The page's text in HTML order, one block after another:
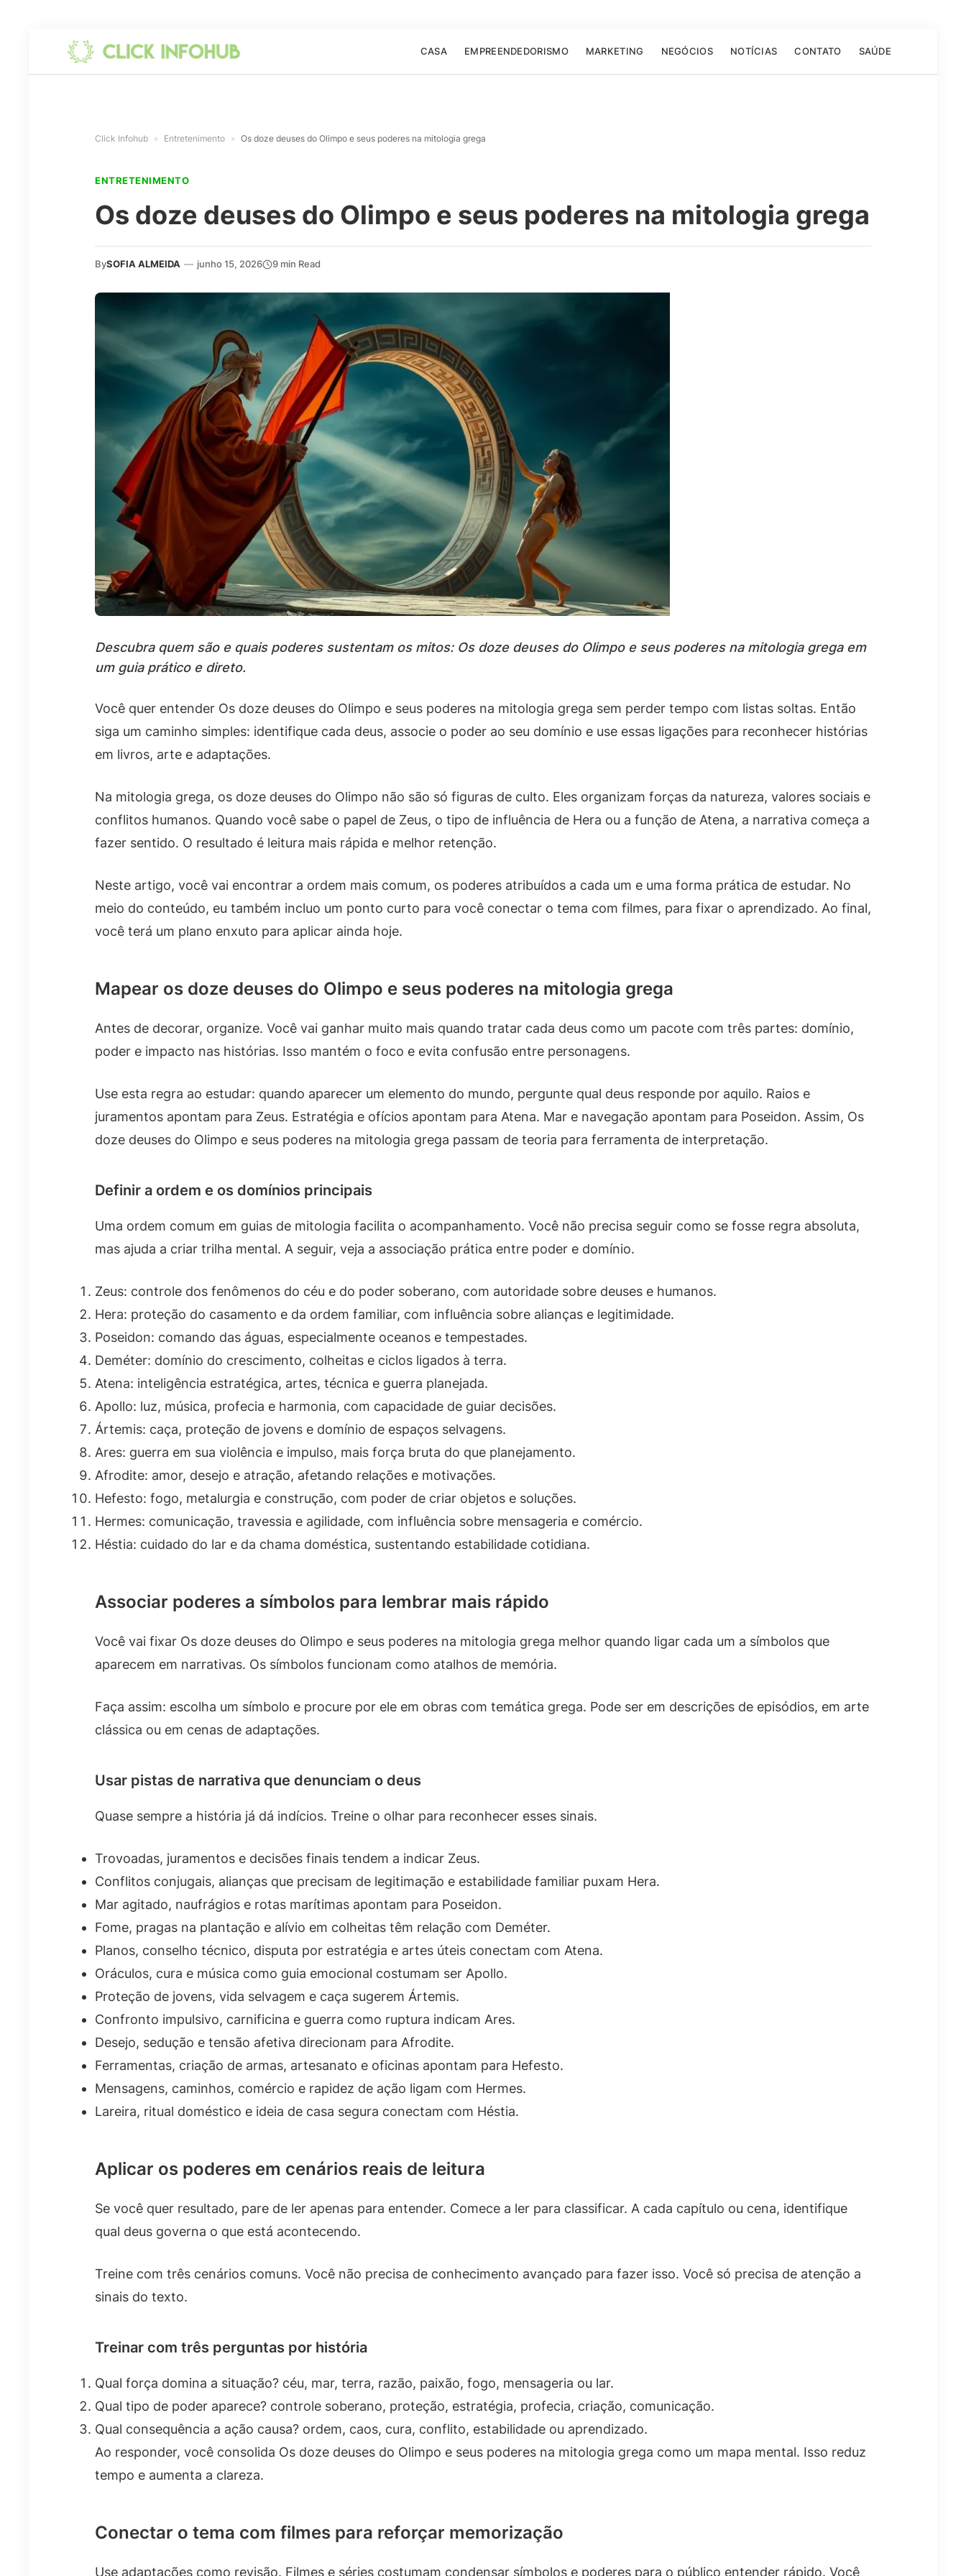
CASA EMPREENDEDORISMO MARKETING NEGÓCIOS NOTÍCIAS CONTATO SAÚDE
Click Infohub » Entretenimento » Os doze deuses do Olimpo e seus poderes na mitologia grega
ENTRETENIMENTO
Os doze deuses do Olimpo e seus poderes na mitologia grega
BySOFIA ALMEIDA — junho 15, 2026 9 min Read
Descubra quem são e quais poderes sustentam os mitos: Os doze deuses do Olimpo e seus poderes na mitologia grega em
um guia prático e direto.
Você quer entender Os doze deuses do Olimpo e seus poderes na mitologia grega sem perder tempo com listas soltas. Então
siga um caminho simples: identifique cada deus, associe o poder ao seu domínio e use essas ligações para reconhecer histórias
em livros, arte e adaptações.
Na mitologia grega, os doze deuses do Olimpo não são só figuras de culto. Eles organizam forças da natureza, valores sociais e
conflitos humanos. Quando você sabe o papel de Zeus, o tipo de influência de Hera ou a função de Atena, a narrativa começa a
fazer sentido. O resultado é leitura mais rápida e melhor retenção.
Neste artigo, você vai encontrar a ordem mais comum, os poderes atribuídos a cada um e uma forma prática de estudar. No
meio do conteúdo, eu também incluo um ponto curto para você conectar o tema com filmes, para fixar o aprendizado. Ao final,
você terá um plano enxuto para aplicar ainda hoje.
Mapear os doze deuses do Olimpo e seus poderes na mitologia grega
Antes de decorar, organize. Você vai ganhar muito mais quando tratar cada deus como um pacote com três partes: domínio,
poder e impacto nas histórias. Isso mantém o foco e evita confusão entre personagens.
Use esta regra ao estudar: quando aparecer um elemento do mundo, pergunte qual deus responde por aquilo. Raios e
juramentos apontam para Zeus. Estratégia e ofícios apontam para Atena. Mar e navegação apontam para Poseidon. Assim, Os
doze deuses do Olimpo e seus poderes na mitologia grega passam de teoria para ferramenta de interpretação.
Definir a ordem e os domínios principais
Uma ordem comum em guias de mitologia facilita o acompanhamento. Você não precisa seguir como se fosse regra absoluta,
mas ajuda a criar trilha mental. A seguir, veja a associação prática entre poder e domínio.
Zeus: controle dos fenômenos do céu e do poder soberano, com autoridade sobre deuses e humanos.
Hera: proteção do casamento e da ordem familiar, com influência sobre alianças e legitimidade.
Poseidon: comando das águas, especialmente oceanos e tempestades.
Deméter: domínio do crescimento, colheitas e ciclos ligados à terra.
Atena: inteligência estratégica, artes, técnica e guerra planejada.
Apollo: luz, música, profecia e harmonia, com capacidade de guiar decisões.
Ártemis: caça, proteção de jovens e domínio de espaços selvagens.
Ares: guerra em sua violência e impulso, mais força bruta do que planejamento.
Afrodite: amor, desejo e atração, afetando relações e motivações.
Hefesto: fogo, metalurgia e construção, com poder de criar objetos e soluções.
Hermes: comunicação, travessia e agilidade, com influência sobre mensageria e comércio.
Héstia: cuidado do lar e da chama doméstica, sustentando estabilidade cotidiana.
Associar poderes a símbolos para lembrar mais rápido
Você vai fixar Os doze deuses do Olimpo e seus poderes na mitologia grega melhor quando ligar cada um a símbolos que
aparecem em narrativas. Os símbolos funcionam como atalhos de memória.
Faça assim: escolha um símbolo e procure por ele em obras com temática grega. Pode ser em descrições de episódios, em arte
clássica ou em cenas de adaptações.
Usar pistas de narrativa que denunciam o deus
Quase sempre a história já dá indícios. Treine o olhar para reconhecer esses sinais.
Trovoadas, juramentos e decisões finais tendem a indicar Zeus.
Conflitos conjugais, alianças que precisam de legitimação e estabilidade familiar puxam Hera.
Mar agitado, naufrágios e rotas marítimas apontam para Poseidon.
Fome, pragas na plantação e alívio em colheitas têm relação com Deméter.
Planos, conselho técnico, disputa por estratégia e artes úteis conectam com Atena.
Oráculos, cura e música como guia emocional costumam ser Apollo.
Proteção de jovens, vida selvagem e caça sugerem Ártemis.
Confronto impulsivo, carnificina e guerra como ruptura indicam Ares.
Desejo, sedução e tensão afetiva direcionam para Afrodite.
Ferramentas, criação de armas, artesanato e oficinas apontam para Hefesto.
Mensagens, caminhos, comércio e rapidez de ação ligam com Hermes.
Lareira, ritual doméstico e ideia de casa segura conectam com Héstia.
Aplicar os poderes em cenários reais de leitura
Se você quer resultado, pare de ler apenas para entender. Comece a ler para classificar. A cada capítulo ou cena, identifique
qual deus governa o que está acontecendo.
Treine com três cenários comuns. Você não precisa de conhecimento avançado para fazer isso. Você só precisa de atenção a
sinais do texto.
Treinar com três perguntas por história
Qual força domina a situação? céu, mar, terra, razão, paixão, fogo, mensageria ou lar.
Qual tipo de poder aparece? controle soberano, proteção, estratégia, profecia, criação, comunicação.
Qual consequência a ação causa? ordem, caos, cura, conflito, estabilidade ou aprendizado.
Ao responder, você consolida Os doze deuses do Olimpo e seus poderes na mitologia grega como um mapa mental. Isso reduz
tempo e aumenta a clareza.
Conectar o tema com filmes para reforçar memorização
Use adaptações como revisão. Filmes e séries costumam condensar símbolos e poderes para o público entender rápido. Você